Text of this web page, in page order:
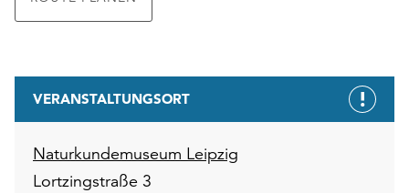
VERANSTALTUNGSORT
Naturkundemuseum Leipzig
Lortzingstraße 3